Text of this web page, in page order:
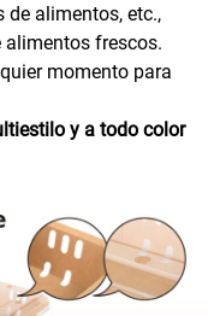
alimentos, etc.,
alimentos frescos.
momento para
y a todo color